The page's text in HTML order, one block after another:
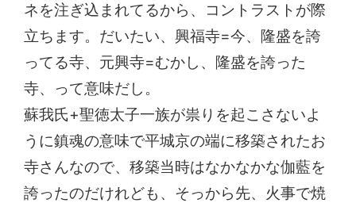
ネを注ぎ込まれてるから、コントラストが際
立ちます。だいたい、興福寺=今、隆盛を誇
ってる寺、元興寺=むかし、隆盛を誇った
寺、って意味だし。
蘇我氏+聖徳太子一族が祟りを起こさないよ
うに鎮魂の意味で平城京の端に移築されたお
寺さんなので、移築当時はなかなかな伽藍を
誇ったのだけれども、そっから先、火事で焼